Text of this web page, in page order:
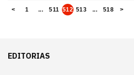
< 1 ... 511 512 513 ... 518 >
EDITORIAS